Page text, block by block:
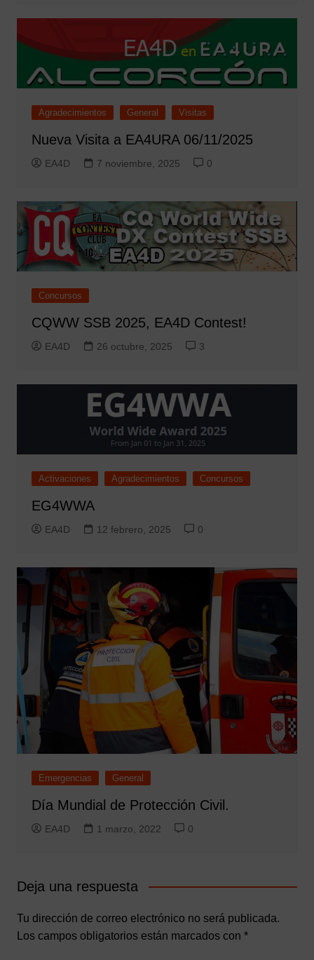
Agradecimientos General Visitas
Nueva Visita a EA4URA 06/11/2025
EA4D 7 noviembre, 2025 0
Concursos
CQWW SSB 2025, EA4D Contest!
EA4D 26 octubre, 2025 3
Activaciones Agradecimientos Concursos
EG4WWA
EA4D 12 febrero, 2025 0
Emergencias General
Día Mundial de Protección Civil.
EA4D 1 marzo, 2022 0
Deja una respuesta
Tu dirección de correo electrónico no será publicada.
Los campos obligatorios están marcados con *